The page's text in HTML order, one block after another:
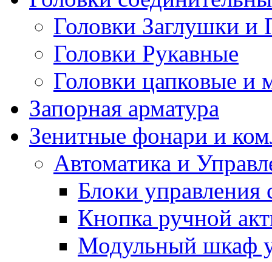
Головки Заглушки и
Головки Рукавные
Головки цапковые и
Запорная арматура
Зенитные фонари и
Автоматика и
Блоки
Кнопка ручной
Модульный шкаф